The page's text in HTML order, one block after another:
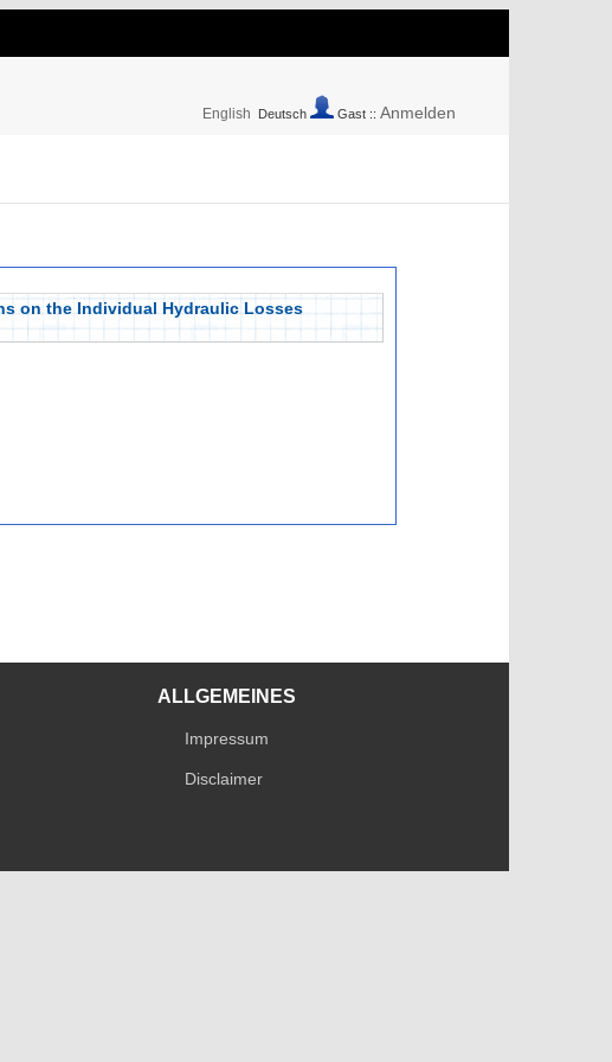
English Deutsch Gast :: Anmelden
on the Individual Hydraulic Losses
ALLGEMEINES
Impressum
Disclaimer